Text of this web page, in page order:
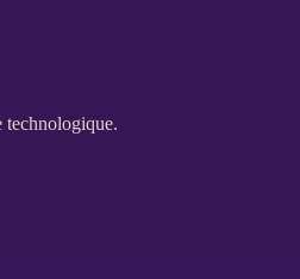
technologique.